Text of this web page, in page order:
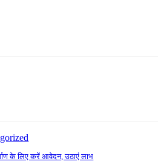
के लिए करें आवेदन, उठाएं लाभ